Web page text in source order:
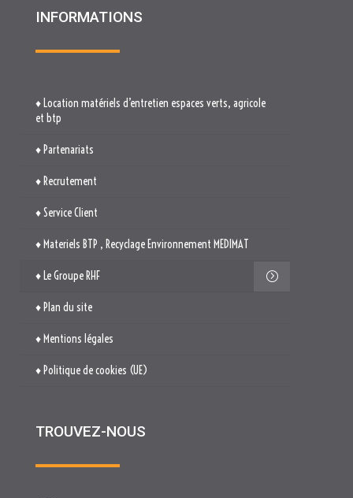
INFORMATIONS
♦ Location matériels d’entretien espaces verts, agricole
et btp
♦ Partenariats
♦ Recrutement
♦ Service Client
♦ Materiels BTP , Recyclage Environnement MEDIMAT
♦ Le Groupe RHF
♦ Plan du site
♦ Mentions légales
♦ Politique de cookies (UE)
TROUVEZ-NOUS